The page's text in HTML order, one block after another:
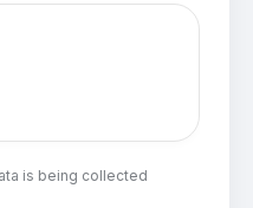
is being collected